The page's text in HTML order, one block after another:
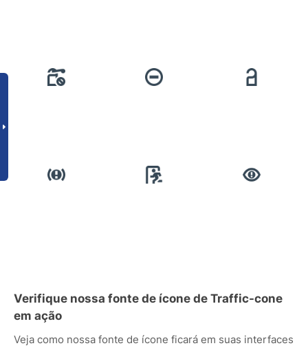
Verifique nossa fonte de ícone de Traffic-cone
em ação
Veja como nossa fonte de ícone ficará em suas interfaces